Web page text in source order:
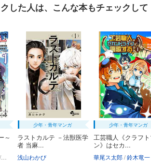
した人は、こんな本もチェックして
～
てつぶた
少年・青年マンガ
ラストカルテ －法獣医学
者 当麻...
浅山わかび
少年・青年マンガ
工芸職人《クラフ
ン》はセカ...
華尾ス太郎 鈴木竜一